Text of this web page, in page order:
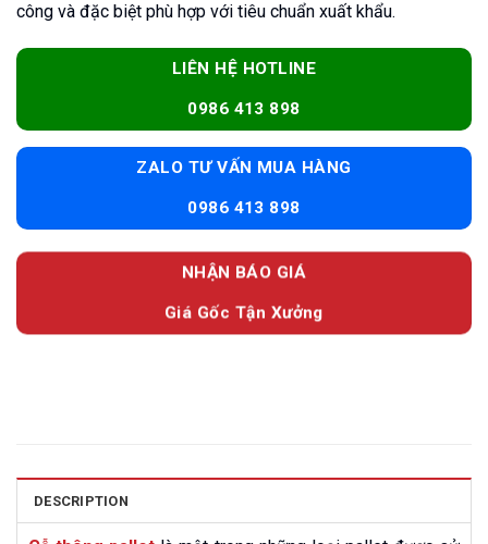
công và đặc biệt phù hợp với tiêu chuẩn xuất khẩu.
LIÊN HỆ HOTLINE
0986 413 898
ZALO TƯ VẤN MUA HÀNG
0986 413 898
NHẬN BÁO GIÁ
Giá Gốc Tận Xưởng
DESCRIPTION